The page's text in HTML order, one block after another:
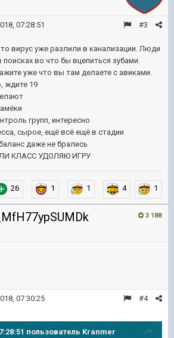
#3
07:28:51
вирус уже разлили в канализации. Люди
во что бы вцепиться зубами.
уже что вы там делаете с авиками.
ждите 19
групп, интересно
сырое, ещё всё ещё в стадии
даже не брались
КЛАСС УДОЛЯЮ ИГРУ
26 1 1 4 1
3 188
#4
07:30:25
пользователь Kranmer